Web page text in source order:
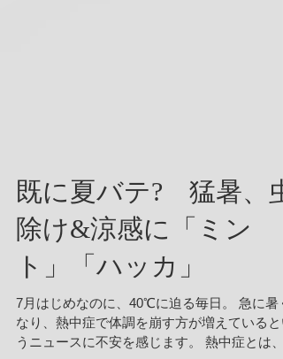
既に夏バテ? 猛暑、虫
除け&涼感に「ミン
ト」「ハッカ」